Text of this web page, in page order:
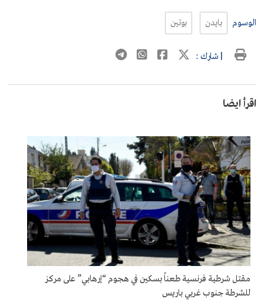
الوسوم بايدن بوتين
| شارك :
اقرأ ايضا
مقتل شرطية فرنسية طعناً بسكين في هجوم “إرهابي” على مركز
للشرطة جنوب غربي باريس